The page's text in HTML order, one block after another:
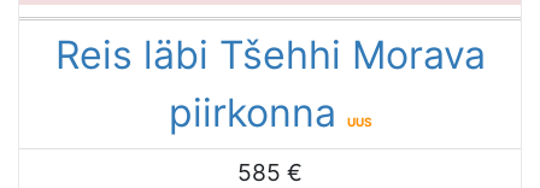
Reis läbi Tšehhi Morava
piirkonna
UUS
585 €